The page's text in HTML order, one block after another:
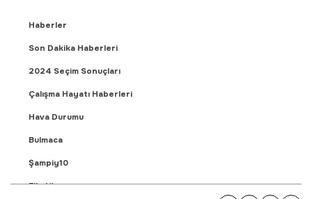
Haberler
Son Dakika Haberleri
2024 Seçim Sonuçları
Çalışma Hayatı Haberleri
Hava Durumu
Bulmaca
Şampiy10
Fikstür